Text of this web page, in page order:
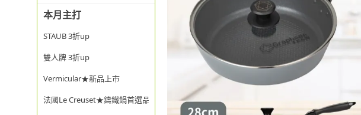
本月主打
STAUB 3折up
雙人牌 3折up
Vermicular★新品上市
法國Le Creuset★鑄鐵鍋首選品牌